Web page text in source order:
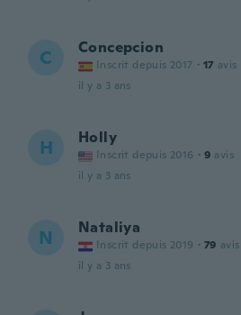
C Concepcion
Inscrit depuis 2017 · 17 avis
il y a 3 ans
H Holly
Inscrit depuis 2016 · 9 avis
il y a 3 ans
N Nataliya
Inscrit depuis 2019 · 79 avis
il y a 3 ans